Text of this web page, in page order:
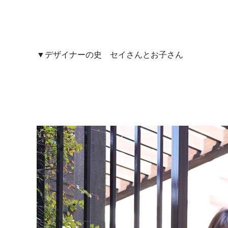
▼デザイナーの史 セイさんとお子さん